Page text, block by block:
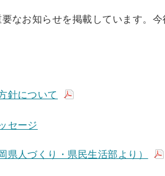
なお知らせを掲載しています。
針について
セージ
人づくり・県民生活部より）